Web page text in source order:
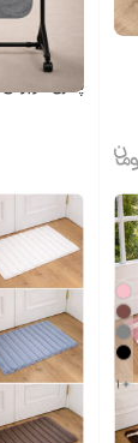
پادری خز برگی
+ 1